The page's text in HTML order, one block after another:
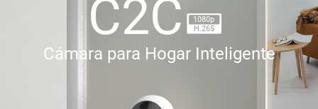
C2C
1080p
H.265
Cámara para Hogar Inteligente